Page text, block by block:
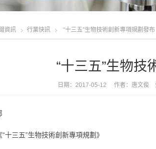
資訊 行業快訊 “十三五”生物技術創新專項規劃發布
“十三五”生物技
日期：2017-05-12 作者：唐文俊
“十三五”生物技術創新專項規劃》